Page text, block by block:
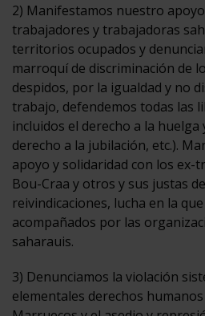
2) Manifestamos nuestro
trabajadores y trabajadoras
territorios ocupados y
marroquí de discriminación de
despidos, por la igualdad y no
trabajo, defendemos todas las
incluidos el derecho a la huelga
derecho a la jubilación, etc.).
apoyo y solidaridad con los ex-
Bou-Craa y otros y sus justas
reivindicaciones, lucha en la
acompañados por las
saharauis.
3) Denunciamos la violación
elementales derechos